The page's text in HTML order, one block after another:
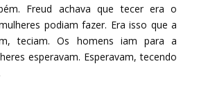
Freud achava que tecer era o
podiam fazer. Era isso que a
teciam. Os homens iam para a
esperavam. Esperavam, tecendo